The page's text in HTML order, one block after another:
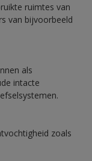
ruimtes van
van bijvoorbeeld
als
intacte
zoals